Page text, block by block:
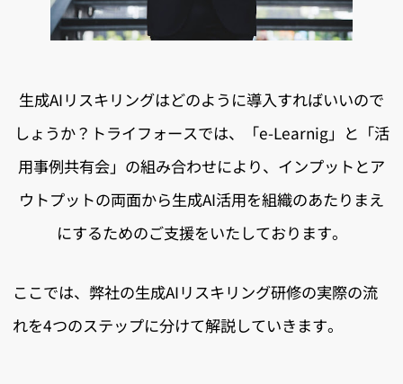
生成AIリスキリングはどのように導入すればいいので
しょうか？トライフォースでは、「e-Learnig」と「活
用事例共有会」の組み合わせにより、インプットとア
ウトプットの両面から生成AI活用を組織のあたりまえ
にするためのご支援をいたしております。
ここでは、弊社の生成AIリスキリング研修の実際の流
れを4つのステップに分けて解説していきます。